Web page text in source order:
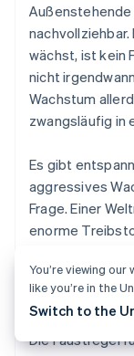
wächst, ist kein
nicht
Wachstum
zwangsläufig in
Es gibt
aggressives
Frage. Einer
enorme
Raumfahrt alles
macht.
Die Faustregel
You’re viewing
like you’re in the
Switch to the